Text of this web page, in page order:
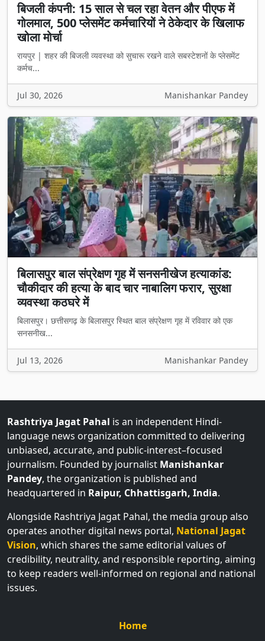
बिजली कंपनी: 15 साल से चल रहा वेतन और पीएफ में
गोलमाल, 500 प्लेसमेंट कर्मचारियों ने ठेकेदार के खिलाफ
खोला मोर्चा
रायपुर | शहर की बिजली व्यवस्था को सुचारू रखने वाले सबस्टेशनों के प्लेसमेंट
कर्मच...
Jul 30, 2026 Manishankar Pandey
बिलासपुर बाल संप्रेक्षण गृह में सनसनीखेज हत्याकांड:
चौकीदार की हत्या के बाद चार नाबालिग फरार, सुरक्षा
व्यवस्था कठघरे में
बिलासपुर। छत्तीसगढ़ के बिलासपुर स्थित बाल संप्रेक्षण गृह में रविवार को एक
सनसनीख...
Jul 13, 2026 Manishankar Pandey
Rashtriya Jagat Pahal is an independent Hindi-
language news organization committed to delivering
unbiased, accurate, and public-interest–focused
journalism. Founded by journalist Manishankar
Pandey, the organization is published and
headquartered in Raipur, Chhattisgarh, India.
Alongside Rashtriya Jagat Pahal, the media group also
operates another digital news portal, National Jagat
Vision, which shares the same editorial values of
credibility, neutrality, and responsible reporting, aiming
to keep readers well-informed on regional and national
issues.
Home